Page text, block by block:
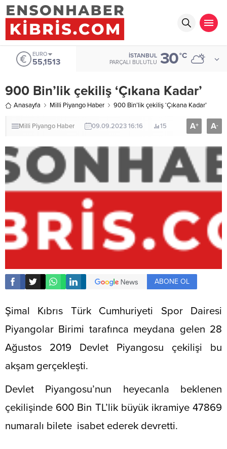
EURO
55,1513
İSTANBUL
PARÇALI BULUTLU 30°C
900 Bin’lik çekiliş ‘Çıkana Kadar’
Anasayfa Milli Piyango Haber 900 Bin’lik çekiliş ‘Çıkana Kadar’
Milli Piyango Haber 09.09.2023 16:16 15 A+ A-
ABONE OL
Şimal Kıbrıs Türk Cumhuriyeti Spor Dairesi
Piyangolar Birimi tarafınca meydana gelen 28
Ağustos 2019 Devlet Piyangosu çekilişi bu
akşam gerçekleşti.
Devlet Piyangosu’nun heyecanla beklenen
çekilişinde 600 Bin TL’lik büyük ikramiye 47869
numaralı bilete isabet ederek devretti.